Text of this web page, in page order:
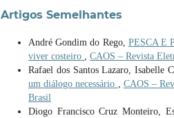
Artigos Semelhantes
André Gondim do Rego, PESCA E
viver costeiro , CAOS – Revista
Rafael dos Santos Lazaro, Isabelle
um diálogo necessário , CAOS –
Brasil
Diogo Francisco Cruz Monteiro,